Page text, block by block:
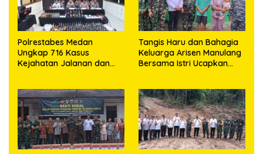
Polrestabes Medan
Ungkap 716 Kasus
Kejahatan Jalanan dan
Diamankan
Tangis Haru dan Bahagia
Keluarga Arisen Manulang
Bersama Istri Ucapkan
Semakin Jaya